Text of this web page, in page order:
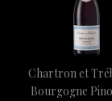
Chartron et
Bourgogne